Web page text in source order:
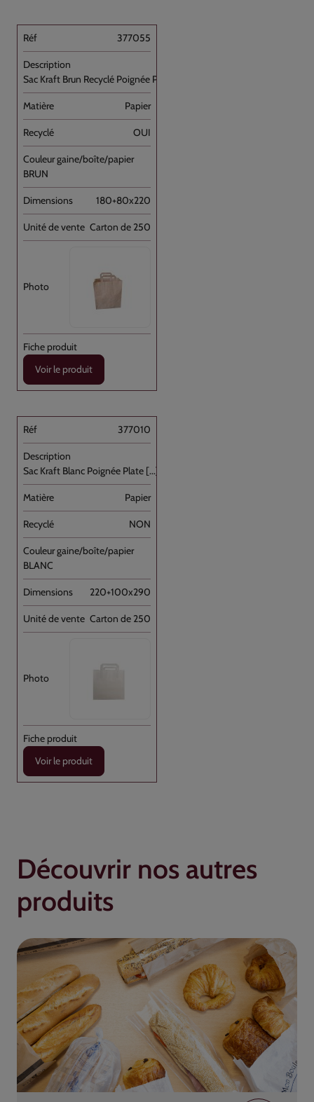
377055
Sac Kraft Brun Recyclé Poignée Plate [...]
Papier
OUI
BRUN
180+80x220
Carton de 250
Voir le produit
377010
Sac Kraft Blanc Poignée Plate [...]
Papier
NON
BLANC
220+100x290
Carton de 250
Voir le produit
Découvrir nos autres
produits